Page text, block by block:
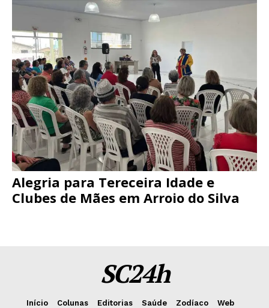
Alegria para Tereceira Idade e
Clubes de Mães em Arroio do Silva
SC24h
Início Colunas Editorias Saúde Zodíaco
Web